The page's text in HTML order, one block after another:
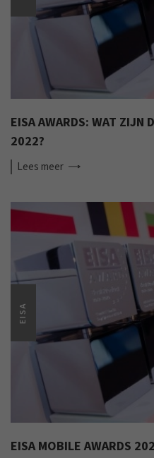
EISA AWARDS: WAT ZIJN
2022?
Lees meer
EISA
EISA MOBILE AWARDS